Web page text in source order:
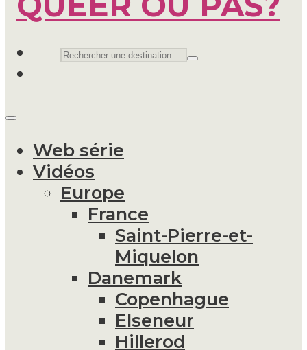
Web série
Vidéos
Europe
France
Saint-Pierre-et-
Miquelon
Danemark
Copenhague
Elseneur
Hillerod